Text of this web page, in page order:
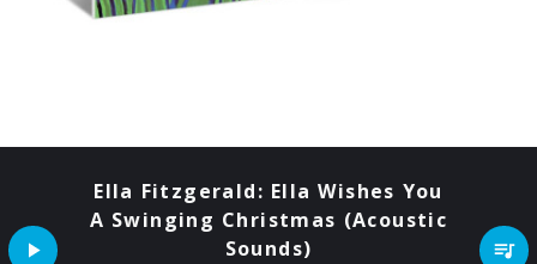
Ella Fitzgerald: Ella Wishes You
A Swinging Christmas (Acoustic
Sounds)